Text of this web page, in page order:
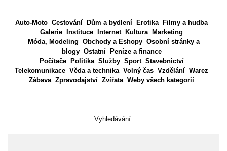
Auto-Moto Cestování Dům a bydlení Erotika
Filmy a hudba
Galerie
Instituce Internet Kultura
Marketing
Móda, Modeling Obchody a Eshopy Osobní stránky a
blogy Ostatní
Peníze a finance
Počítače
Politika Služby Sport Stavebnictví
Telekomunikace Věda a technika Volný čas Vzdělání Warez
Zábava Zpravodajství Zvířata Weby všech kategorií
Vyhledávání: